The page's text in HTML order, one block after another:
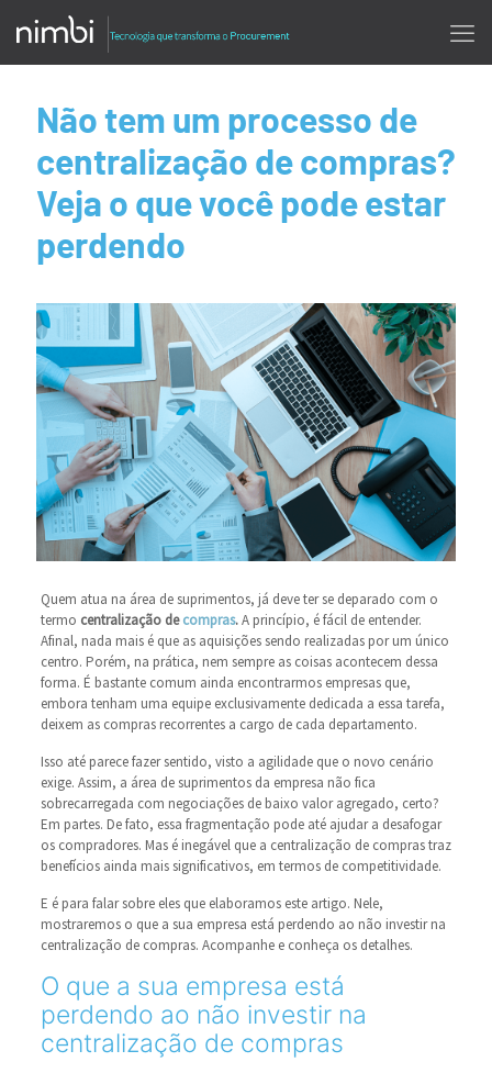
Não tem um processo de
centralização de compras?
Veja o que você pode estar
perdendo
Quem atua na área de suprimentos, já deve ter se deparado com o
termo centralização decompras.A princípio, é fácil de entender.
Afinal, nada mais é que as aquisições sendo realizadas por um único
centro. Porém, na prática, nem sempre as coisas acontecem dessa
forma. É bastante comum ainda encontrarmos empresas que,
embora tenham uma equipe exclusivamente dedicada a essa tarefa,
deixem as compras recorrentes a cargo de cada departamento.
Isso até parece fazer sentido, visto a agilidade que o novo cenário
exige. Assim, a área de suprimentos da empresa não fica
sobrecarregada com negociações de baixo valor agregado, certo?
Em partes. De fato, essa fragmentação pode até ajudar a desafogar
os compradores. Mas é inegável que a centralização de compras traz
benefícios ainda mais significativos, em termos de competitividade.
E é para falar sobre eles que elaboramos este artigo. Nele,
mostraremos o que a sua empresa está perdendo ao não investir na
centralização de compras. Acompanhe e conheça os detalhes.
O que a sua empresa está
perdendo ao não investir na
centralização de compras